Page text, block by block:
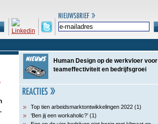
Human Design op de werkvloer voor
teameffectiviteit en bedrijfsgroei
Top tien arbeidsmarktontwikkelingen 2022 (1)
‘Ben jij een workaholic?’ (1)